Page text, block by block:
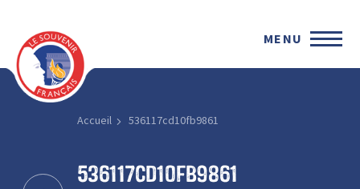
MENU
Accueil 536117cd10fb9861
536117cd10fb9861